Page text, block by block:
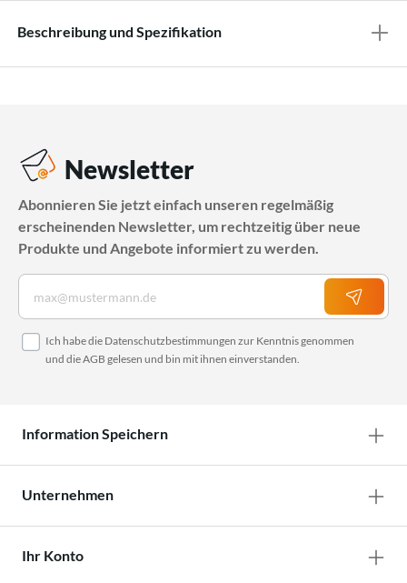
Beschreibung und Spezifikation
Newsletter
Abonnieren Sie jetzt einfach unseren regelmäßig
erscheinenden Newsletter, um rechtzeitig über neue
Produkte und Angebote informiert zu werden.
Ich habe die Datenschutzbestimmungen zur Kenntnis genommen
und dieAGB gelesen und bin mit ihnen einverstanden.
Information Speichern
Unternehmen
Ihr Konto